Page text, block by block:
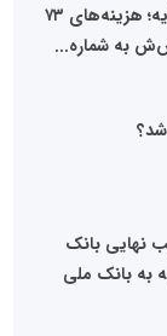
ریخت‌وپاش روی گور سرمایه؛ هزینه‌های ۷۳
به شماره...
شد؟
نهایی بانک
به بانک ملی